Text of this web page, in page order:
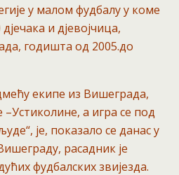
у малом фудбалу у коме
и дјевојчица,
годишта од 2005.до
екипе из Вишеграда,
а игра се под
је, показало се данас у
расадник је
фудбалских звијезда.